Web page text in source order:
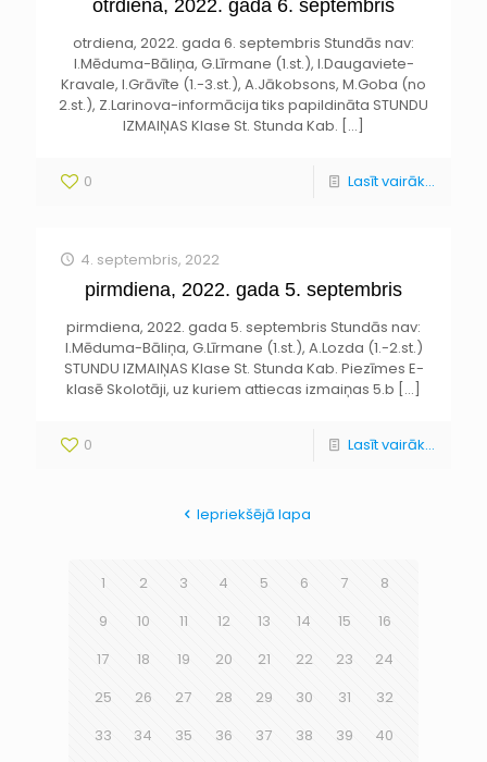
otrdiena, 2022. gada 6. septembris
otrdiena, 2022. gada 6. septembris Stundās nav:
I.Mēduma-Bāliņa, G.Līrmane (1.st.), I.Daugaviete-
Kravale, I.Grāvīte (1.-3.st.), A.Jākobsons, M.Goba (no
2.st.), Z.Larinova-informācija tiks papildināta STUNDU
IZMAIŅAS Klase St. Stunda Kab. […]
0 Lasīt vairāk...
4. septembris, 2022
pirmdiena, 2022. gada 5. septembris
pirmdiena, 2022. gada 5. septembris Stundās nav:
I.Mēduma-Bāliņa, G.Līrmane (1.st.), A.Lozda (1.-2.st.)
STUNDU IZMAIŅAS Klase St. Stunda Kab. Piezīmes E-
klasē Skolotāji, uz kuriem attiecas izmaiņas 5.b […]
0 Lasīt vairāk...
Iepriekšējā lapa
1 2 3 4 5 6 7
8
9
10 11 12 13 14 15
16
17
18 19 20 21 22 23
24
25
26 27 28 29 30 31
32
33
34 35 36 37 38 39
40